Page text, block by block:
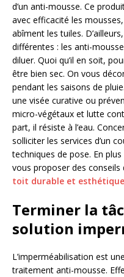
d’un anti-mousse. Ce
avec efficacité les
abîment les tuiles.
différentes : les anti-
diluer. Quoi qu’il en soit,
être bien sec. On vous
pendant les saisons de
une visée curative ou
micro-végétaux et lutte
part, il résiste à l’eau.
solliciter les services d’un
techniques de pose. En
vous proposer des conseils
toit durable et esthétique
Terminer la
solution
L’imperméabilisation est
traitement anti-mousse.